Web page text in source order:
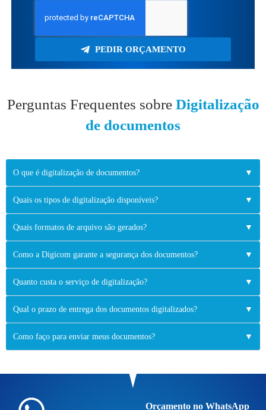
PEDIR ORÇAMENTO
Perguntas Frequentes sobre Digitalização
de documentos
O que é digitalização de documentos? ▼
Quais os tipos de digitalização disponíveis? ▼
Quais formatos de arquivo são gerados? ▼
Como a Digicom garante a segurança dos documentos? ▼
Quanto custa o serviço de digitalização? ▼
Qual o prazo de entrega dos documentos digitalizados? ▼
Como faço para enviar meus documentos? ▼
Orçamento no WhatsApp